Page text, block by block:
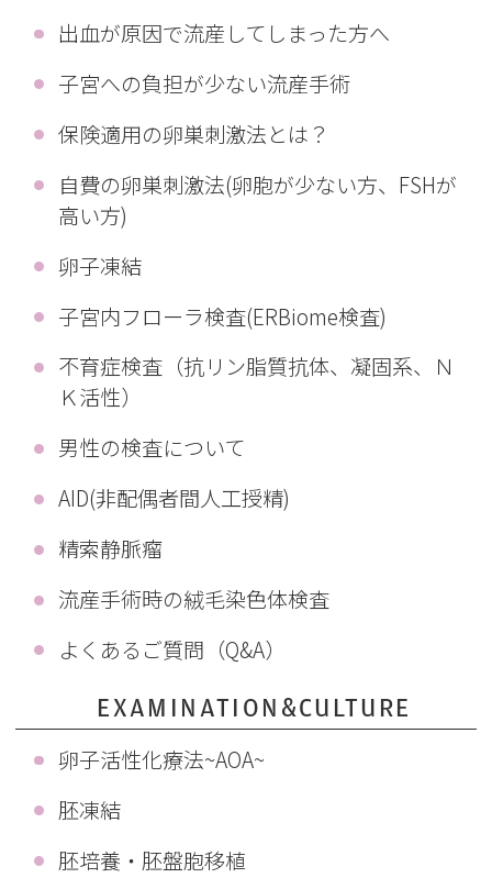
出血が原因で流産してしまった方へ
子宮への負担が少ない流産手術
保険適用の卵巣刺激法とは？
自費の卵巣刺激法(卵胞が少ない方、FSHが
高い方)
卵子凍結
子宮内フローラ検査(ERBiome検査)
不育症検査（抗リン脂質抗体、凝固系、Ｎ
Ｋ活性）
男性の検査について
AID(非配偶者間人工授精)
精索静脈瘤
流産手術時の絨毛染色体検査
よくあるご質問（Q&A）
EXAMINATION&CULTURE
卵子活性化療法~AOA~
胚凍結
胚培養・胚盤胞移植